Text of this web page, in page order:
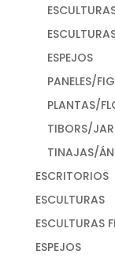
ESPEJOS
PANELES/
PLANTAS/
TIBORS/
TINAJAS/
ESCRITORIOS
ESCULTURAS
ESCULTURAS
ESPEJOS